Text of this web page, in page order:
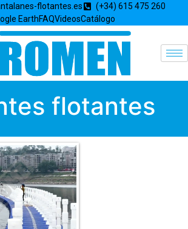
flotantes.es
(+34) 615 475 260
EarthFAQVideosCatálogo
flotantes